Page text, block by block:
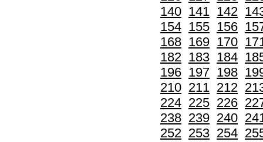
140 141 142
154 155 156
168 169 170
182 183 184
196 197 198
210 211 212
224 225 226
238 239 240
252 253 254